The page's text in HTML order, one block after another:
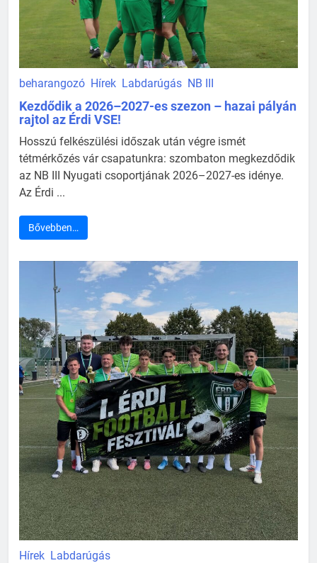
beharangozó Hírek Labdarúgás NB III
Kezdődik a 2026–2027-es szezon – hazai pályán
rajtol az Érdi VSE!
Hosszú felkészülési időszak után végre ismét
tétmérkőzés vár csapatunkra: szombaton megkezdődik
az NB III Nyugati csoportjának 2026–2027-es idénye.
Az Érdi ...
Bővebben…
Hírek Labdarúgás